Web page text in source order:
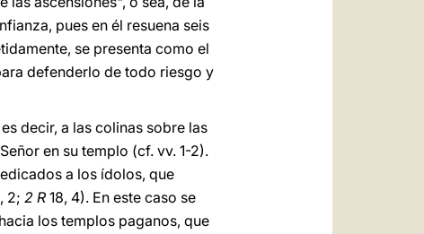
pues en él resuena seis
se presenta como el
defenderlo de todo riesgo y
decir, a las colinas sobre las
en su templo (cf. vv. 1-2).
a los ídolos, que
2; 2 R 18, 4). En este caso se
los templos paganos, que